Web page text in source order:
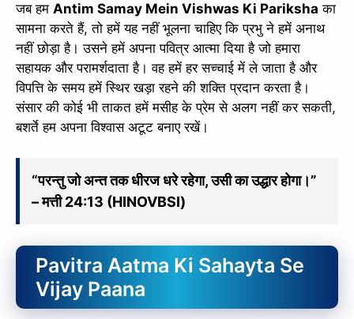
जब हम Antim Samay Mein Vishwas Ki Pariksha का
सामना करते हैं, तो हमें यह नहीं भूलना चाहिए कि प्रभु ने हमें अनाथ
नहीं छोड़ा है। उसने हमें अपना पवित्र आत्मा दिया है जो हमारा
सहायक और परामर्शदाता है। वह हमें हर सच्चाई में ले जाता है और
विपत्ति के समय हमें स्थिर खड़ा रहने की शक्ति प्रदान करता है।
संसार की कोई भी ताकत हमें मसीह के प्रेम से अलग नहीं कर सकती,
बशर्ते हम अपना विश्वास अटूट बनाए रखें।
“परन्तु जो अन्त तक धीरज धरे रहेगा, उसी का उद्धार होगा।”
– मत्ती 24:13 (HINOVBSI)
Pavitra Aatma Ki Sahayta Se
Vijay Paana